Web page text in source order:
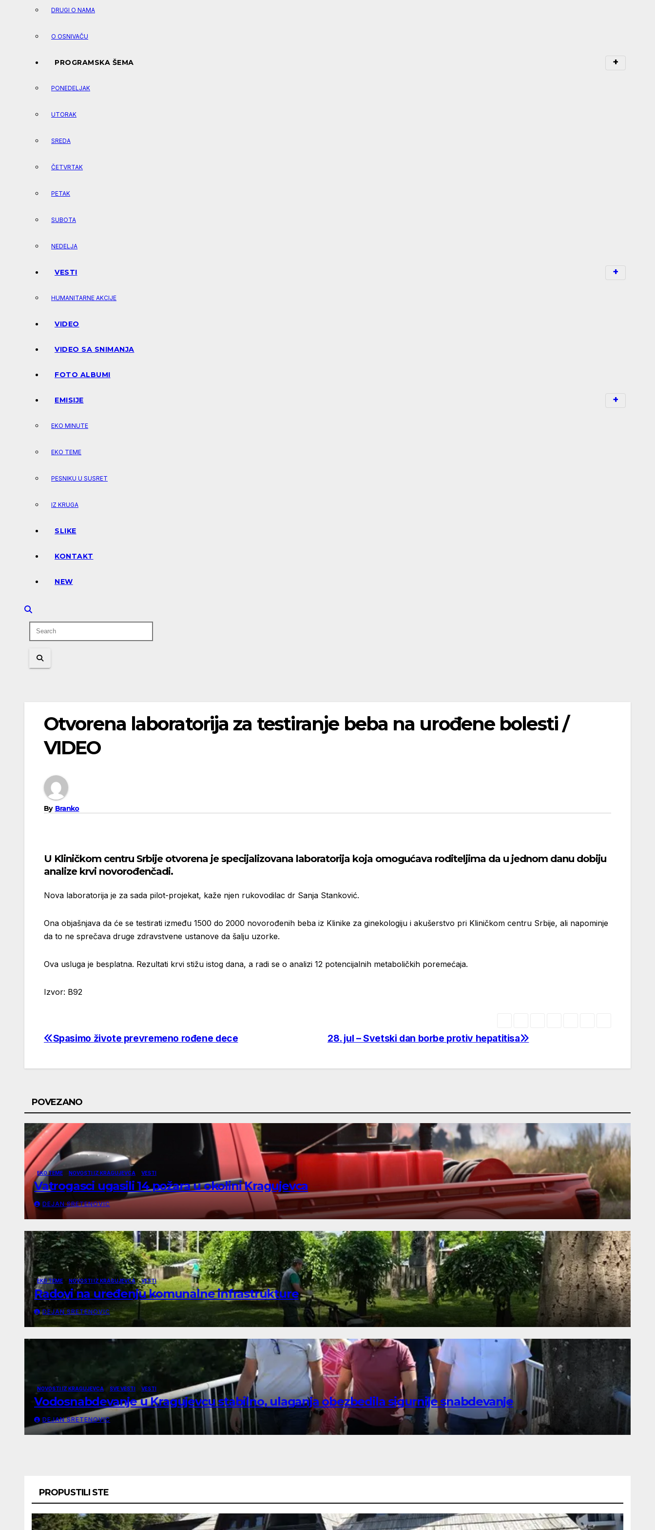
DRUGI O NAMA
O OSNIVAČU
PROGRAMSKA ŠEMA
PONEDELJAK
UTORAK
SREDA
ČETVRTAK
PETAK
SUBOTA
NEDELJA
VESTI
HUMANITARNE AKCIJE
VIDEO
VIDEO SA SNIMANJA
FOTO ALBUMI
EMISIJE
EKO MINUTE
EKO TEME
PESNIKU U SUSRET
IZ KRUGA
SLIKE
KONTAKT
NEW
Otvorena laboratorija za testiranje beba na urođene bolesti /
VIDEO
By Branko
U Kliničkom centru Srbije otvorena je specijalizovana laboratorija koja omogućava roditeljima da u jednom danu dobiju
analize krvi novorođenčadi.
Nova laboratorija je za sada pilot-projekat, kaže njen rukovodilac dr Sanja Stanković.
Ona objašnjava da će se testirati između 1500 do 2000 novorođenih beba iz Klinike za ginekologiju i akušerstvo pri Kliničkom centru Srbije, ali napominje
da to ne sprečava druge zdravstvene ustanove da šalju uzorke.
Ova usluga je besplatna. Rezultati krvi stižu istog dana, a radi se o analizi 12 potencijalnih metaboličkih poremećaja.
Izvor: B92
Post
28. jul – Svetski dan borbe protiv hepatitisa
Spasimo živote prevremeno rođene dece
POVEZANO
EKO TEME NOVOSTI IZ KRAGUJEVCA VESTI
Vatrogasci ugasili 14 požara u okolini Kragujevca
DEJAN SRETENOVIC
EKO TEME NOVOSTI IZ KRAGUJEVCA VESTI
Radovi na uređenju komunalne infrastrukture
DEJAN SRETENOVIC
NOVOSTI IZ KRAGUJEVCA SVE VESTI VESTI
Vodosnabdevanje u Kragujevcu stabilno, ulaganja obezbedila sigurnije snabdevanje
DEJAN SRETENOVIC
PROPUSTILI STE